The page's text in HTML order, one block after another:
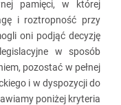
pamięci, w której
i roztropność przy
oni podjąć decyzję
w sposób
pozostać w pełnej
i w dyspozycji do
poniżej kryteria